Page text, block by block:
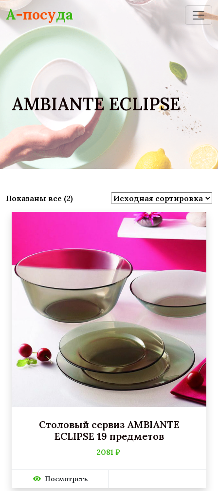
Skip to main content
А-посуда
AMBIANTE ECLIPSE
Показаны все (2)
Столовый сервиз AMBIANTE
ECLIPSE 19 предметов
2081 ₽
Посмотреть